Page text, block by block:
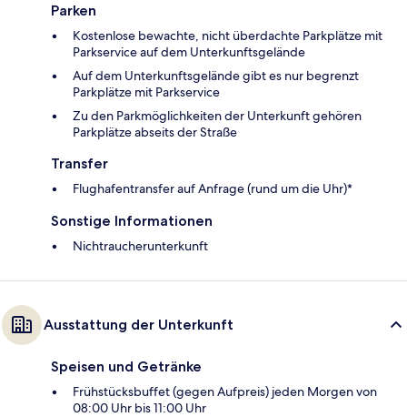
Parken
Kostenlose bewachte, nicht überdachte Parkplätze mit
Parkservice auf dem Unterkunftsgelände
Auf dem Unterkunftsgelände gibt es nur begrenzt
Parkplätze mit Parkservice
Zu den Parkmöglichkeiten der Unterkunft gehören
Parkplätze abseits der Straße
Transfer
Flughafentransfer auf Anfrage (rund um die Uhr)*
Sonstige Informationen
Nichtraucherunterkunft
Ausstattung der Unterkunft
Speisen und Getränke
Frühstücksbuffet (gegen Aufpreis) jeden Morgen von
08:00 Uhr bis 11:00 Uhr